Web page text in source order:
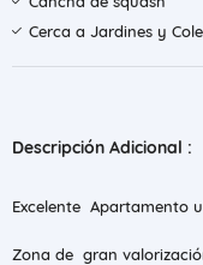
Cerca a Jardines y
Descripción Adicional :
Excelente Apartamento
Zona de gran